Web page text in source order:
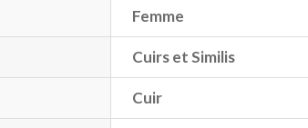
Femme
Cuirs et Similis
Cuir